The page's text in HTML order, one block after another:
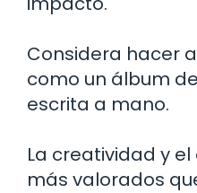
Considera hacer
como un álbum
escrita a mano.
La creatividad y
más valorados